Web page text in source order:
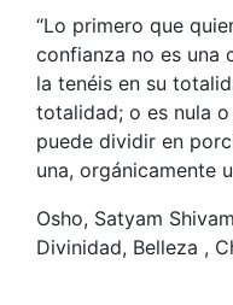
“Lo primero que
confianza no es una
la tenéis en su
totalidad; o es nula
puede dividir en
una, orgánicamente
Osho, Satyam
Divinidad, Belleza ,